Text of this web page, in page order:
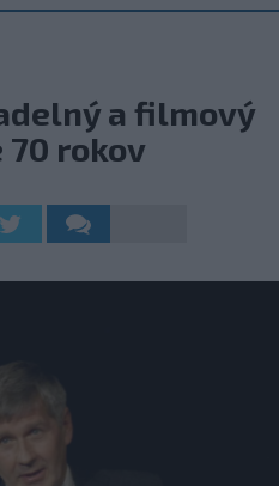
a filmový
70 rokov